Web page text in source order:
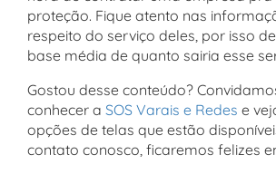
proteção. Fique atento nas
respeito do serviço deles, por isso
base média de quanto sairia esse
Gostou desse conteúdo?
conhecer a SOS Varais e Redes e
opções de telas que estão
contato conosco, ficaremos felizes